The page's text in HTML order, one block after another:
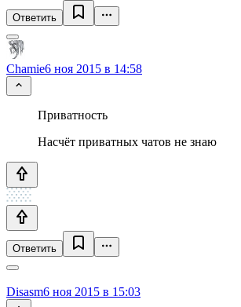
Ответить
Chamie6 ноя 2015 в 14:58
Приватность
Насчёт приватных чатов не знаю
Ответить
Disasm6 ноя 2015 в 15:03